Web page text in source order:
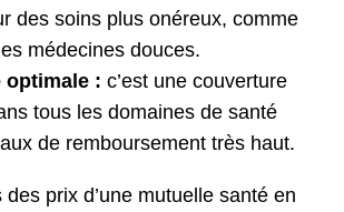
des soins plus onéreux, comme
médecines douces.
optimale : c’est une couverture
tous les domaines de santé
de remboursement très haut.
prix d’une mutuelle santé en